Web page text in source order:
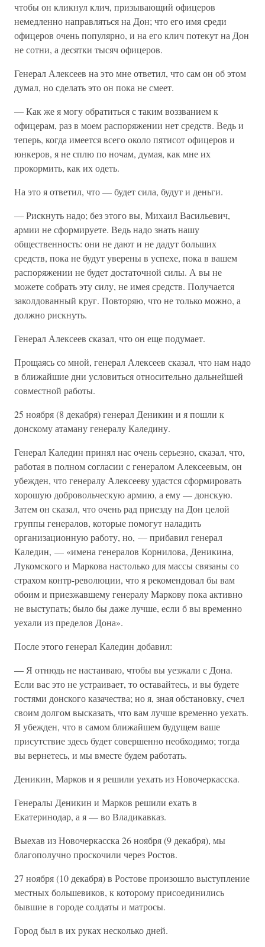
чтобы он кликнул клич, призывающий офицеров
немедленно направляться на Дон; что его имя среди
офицеров очень популярно, и на его клич потекут на Дон
не сотни, а десятки тысяч офицеров.
Генерал Алексеев на это мне ответил, что сам он об этом
думал, но сделать это он пока не смеет.
— Как же я могу обратиться с таким воззванием к
офицерам, раз в моем распоряжении нет средств. Ведь и
теперь, когда имеется всего около пятисот офицеров и
юнкеров, я не сплю по ночам, думая, как мне их
прокормить, как их одеть.
На это я ответил, что — будет сила, будут и деньги.
— Рискнуть надо; без этого вы, Михаил Васильевич,
армии не сформируете. Ведь надо знать нашу
общественность: они не дают и не дадут больших
средств, пока не будут уверены в успехе, пока в вашем
распоряжении не будет достаточной силы. А вы не
можете собрать эту силу, не имея средств. Получается
заколдованный круг. Повторяю, что не только можно, а
должно рискнуть.
Генерал Алексеев сказал, что он еще подумает.
Прощаясь со мной, генерал Алексеев сказал, что нам надо
в ближайшие дни условиться относительно дальнейшей
совместной работы.
25 ноября (8 декабря) генерал Деникин и я пошли к
донскому атаману генералу Каледину.
Генерал Каледин принял нас очень серьезно, сказал, что,
работая в полном согласии с генералом Алексеевым, он
убежден, что генералу Алексееву удастся сформировать
хорошую добровольческую армию, а ему — донскую.
Затем он сказал, что очень рад приезду на Дон целой
группы генералов, которые помогут наладить
организационную работу, но, — прибавил генерал
Каледин, — «имена генералов Корнилова, Деникина,
Лукомского и Маркова настолько для массы связаны со
страхом контр-революции, что я рекомендовал бы вам
обоим и приезжавшему генералу Маркову пока активно
не выступать; было бы даже лучше, если б вы временно
уехали из пределов Дона».
После этого генерал Каледин добавил:
— Я отнюдь не настаиваю, чтобы вы уезжали с Дона.
Если вас это не устраивает, то оставайтесь, и вы будете
гостями донского казачества; но я, зная обстановку, счел
своим долгом высказать, что вам лучше временно уехать.
Я убежден, что в самом ближайшем будущем ваше
присутствие здесь будет совершенно необходимо; тогда
вы вернетесь, и мы вместе будем работать.
Деникин, Марков и я решили уехать из Новочеркасска.
Генералы Деникин и Марков решили ехать в
Екатеринодар, а я — во Владикавказ.
Выехав из Новочеркасска 26 ноября (9 декабря), мы
благополучно проскочили через Ростов.
27 ноября (10 декабря) в Ростове произошло выступление
местных большевиков, к которому присоединились
бывшие в городе солдаты и матросы.
Город был в их руках несколько дней.